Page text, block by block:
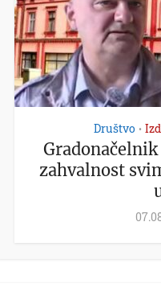
Društvo •
zahvalnost